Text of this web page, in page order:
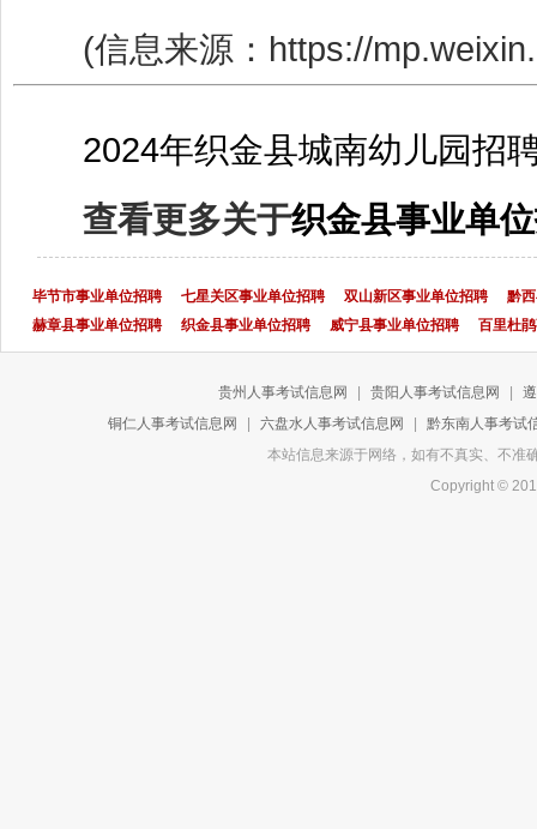
(信息来源：https://
2024年织金县城南幼儿园招
查看更多关于织金县事业单
毕节市事业单位招聘 七星关区事业单位招聘 双山新区事业单位招聘
黔
赫章县事业单位招聘
织金县事业单位招聘 威宁县事业单位招聘 百里杜
贵州人事考试信息网 贵阳人事考试信息网
铜仁人事考试信息网
六盘水人事考试信息网
黔东南人事考试
本站信息来源于网络，如有不真实、不
Copyright ©